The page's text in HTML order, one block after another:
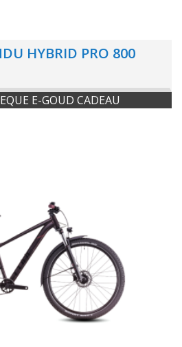
HYBRID PRO 800
E-GOUD CADEAU